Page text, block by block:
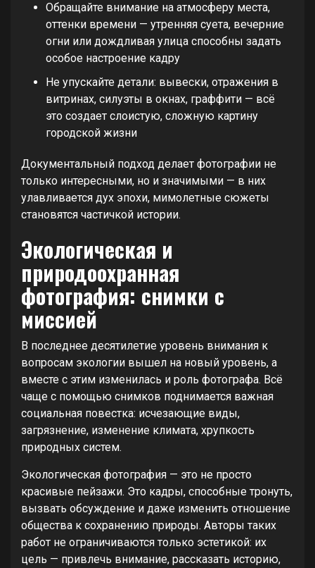
Обращайте внимание на атмосферу места,
оттенки времени — утренняя суета, вечерние
огни или дождливая улица способны задать
особое настроение кадру
Не упускайте детали: вывески, отражения в
витринах, силуэты в окнах, граффити — всё
это создает слоистую, сложную картину
городской жизни
Документальный подход делает фотографии не
только интересными, но и значимыми — в них
улавливается дух эпохи, мимолетные сюжеты
становятся частичкой истории.
Экологическая и
природоохранная
фотография: снимки с
миссией
В последнее десятилетие уровень внимания к
вопросам экологии вышел на новый уровень, а
вместе с этим изменилась и роль фотографа. Всё
чаще с помощью снимков поднимается важная
социальная повестка: исчезающие виды,
загрязнение, изменение климата, хрупкость
природных систем.
Экологическая фотография — это не просто
красивые пейзажи. Это кадры, способные тронуть,
вызвать обсуждение и даже изменить отношение
общества к сохранению природы. Авторы таких
работ не ограничиваются только эстетикой: их
цель — привлечь внимание, рассказать историю,